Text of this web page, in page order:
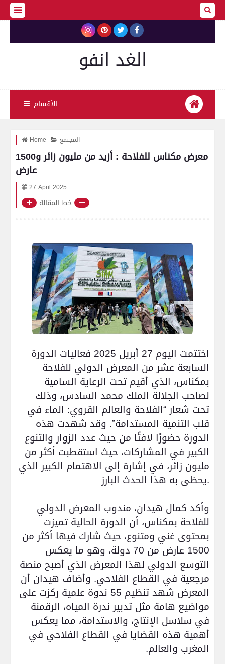
الغد انفو
الأقسام
Home المجتمع
معرض مكناس للفلاحة : أزيد من مليون زائر و1500
عارض
27 April 2025
خط المقالة
اختتمت اليوم 27 أبريل 2025 فعاليات الدورة
السابعة عشر من المعرض الدولي للفلاحة
بمكناس، الذي أقيم تحت الرعاية السامية
لصاحب الجلالة الملك محمد السادس، وذلك
تحت شعار “الفلاحة والعالم القروي: الماء في
قلب التنمية المستدامة”. وقد شهدت هذه
الدورة حضورًا لافتًا من حيث عدد الزوار والتنوع
الكبير في المشاركات، حيث استقطبت أكثر من
مليون زائر، في إشارة إلى الاهتمام الكبير الذي
يحظى به هذا الحدث البارز.
وأكد كمال هيدان، مندوب المعرض الدولي
للفلاحة بمكناس، أن الدورة الحالية تميزت
بمحتوى غني ومتنوع، حيث شارك فيها أكثر من
1500 عارض من 70 دولة، وهو ما يعكس
التوسع الدولي لهذا المعرض الذي أصبح منصة
مرجعية في القطاع الفلاحي. وأضاف هيدان أن
المعرض شهد تنظيم 55 ندوة علمية ركزت على
مواضيع هامة مثل تدبير ندرة المياه، الرقمنة
في سلاسل الإنتاج، والاستدامة، مما يعكس
أهمية هذه القضايا في القطاع الفلاحي في
المغرب والعالم.